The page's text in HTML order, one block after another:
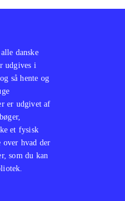
danske
udgives i
så hente og
er udgivet af
et fysisk
over hvad der
som du kan